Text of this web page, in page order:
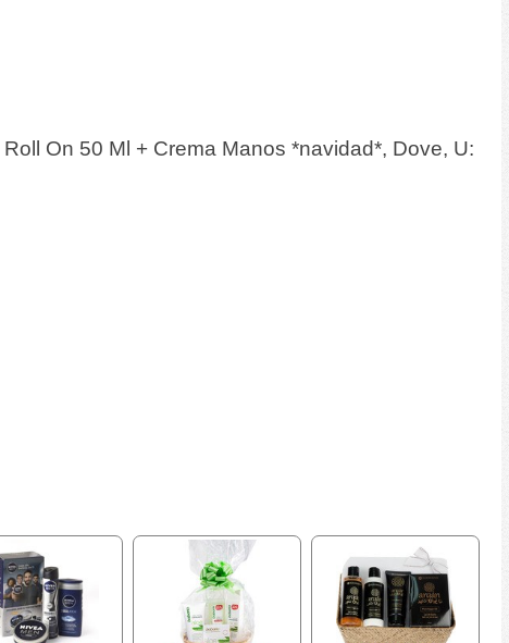
On 50 Ml + Crema Manos *navidad*, Dove, U: